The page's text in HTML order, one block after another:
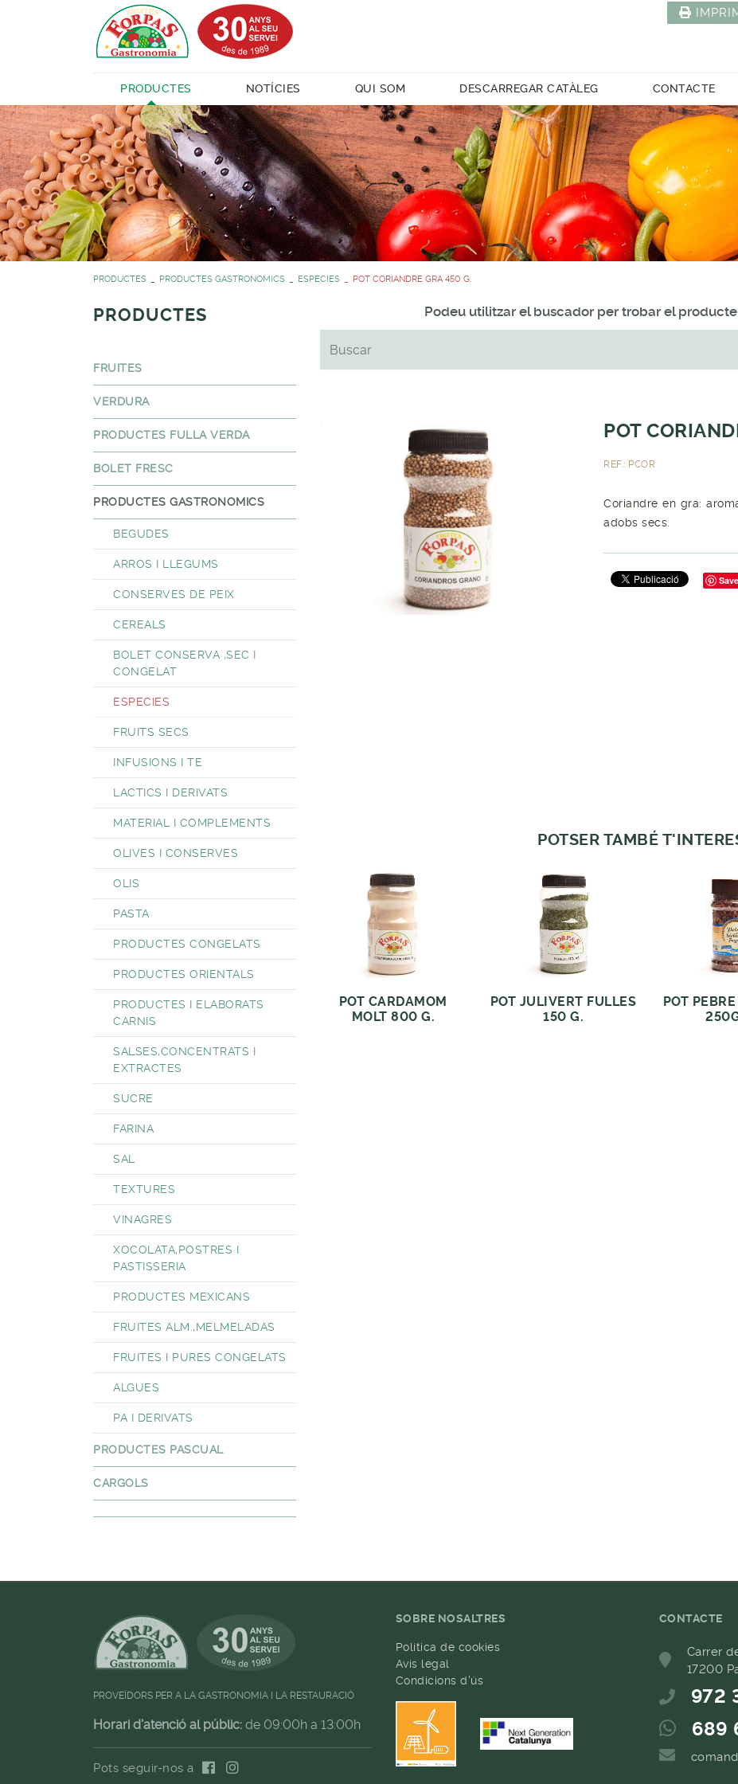
PRODUCTES NOTÍCIES QUI SOM DESCARREGAR CATÀLEG CONTACTE
PRODUCTES PRODUCTES GASTRONOMICS ESPECIES POT CORIANDRE GRA 450 G.
PRODUCTES
FRUITES
VERDURA
PRODUCTES FULLA VERDA
BOLET FRESC
PRODUCTES GASTRONOMICS
BEGUDES
ARROS I LLEGUMS
CONSERVES DE PEIX
CEREALS
BOLET CONSERVA ,SEC I
CONGELAT
ESPECIES
FRUITS SECS
INFUSIONS I TE
LACTICS I DERIVATS
MATERIAL I COMPLEMENTS
OLIVES I CONSERVES
OLIS
PASTA
PRODUCTES CONGELATS
PRODUCTES ORIENTALS
PRODUCTES I ELABORATS
CARNIS
SALSES,CONCENTRATS I
EXTRACTES
SUCRE
FARINA
SAL
TEXTURES
VINAGRES
XOCOLATA,POSTRES I
PASTISSERIA
PRODUCTES MEXICANS
FRUITES ALM.,MELMELADAS
FRUITES I PURES CONGELATS
ALGUES
PA I DERIVATS
PRODUCTES PASCUAL
CARGOLS
Podeu utilitzar el buscador per trobar el
POT
REF.: PCOR
Coriandre en gra:
adobs secs.
Save
POTSER TAMBÉ
POT CARDAMOM
MOLT 800 G.
POT JULIVERT FULLES
150 G.
POT
PROVEÏDORS PER A LA GASTRONOMIA I LA RESTAURACIÓ
Horari d'atenció al públic: de 09:00h a 13:00h
Pots seguir-nos a
SOBRE NOSALTRES
Política de cookies
Avís legal
Condicions d'ús
CONTACTE
Carrer
17200
972
689